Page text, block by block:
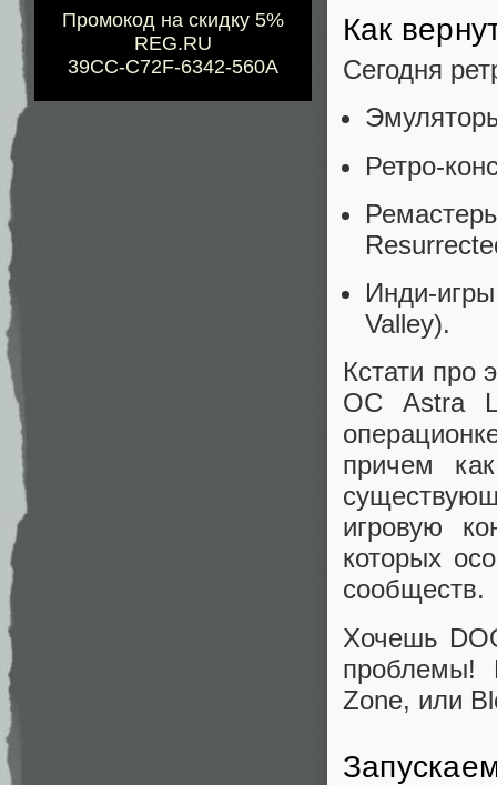
Промокод на скидку 5%
REG.RU
39CC-C72F-6342-560A
Как
Сегодня
Ретро-
Инди-
Valley).
Кстати про
ОС Astra
причем
игровую
которых
сообществ.
Хочешь
проблемы!
Zone, или